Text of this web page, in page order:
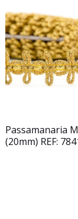
Passamanaria
(20mm) REF: